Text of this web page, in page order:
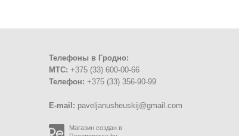
Телефоны в Гродно:
МТС: +375 (33) 600-00-66
Телефон: +375 (33) 356-90-99
E-mail: paveljanusheuskij@gmail.com
Магазин создан в